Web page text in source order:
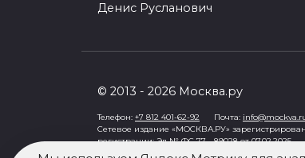
Денис Русланович
© 2013 - 2026 Москва.ру
Телефон: +7 812 401-62-92 Почта:
Сетевое издание «МОСКВА.РУ»
регистрации: Эл № ФС 77 - 89028 от 07.02.2025
Учредитель: Общество с ограниченной